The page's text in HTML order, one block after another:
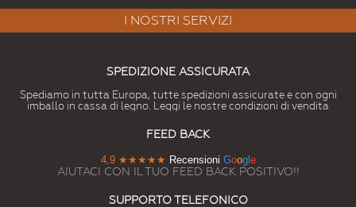
I NOSTRI SERVIZI
SPEDIZIONE ASSICURATA
Spediamo in tutta Europa, tutte spedizioni assicurate e con ogni
imballo in cassa di legno. Leggi le nostre condizioni di vendita
FEED BACK
4,9 ★★★★★ Recensioni Googl e
AIUTACI CON IL TUO FEED BACK POSITIVO!!
SUPPORTO TELEFONICO